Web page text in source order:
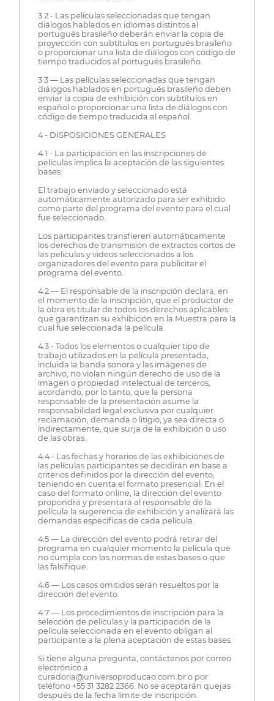
3.2 - Las películas seleccionadas que tengan
diálogos hablados en idiomas distintos al
portugués brasileño deberán enviar la copia de
proyección con subtítulos en portugués brasileño
o proporcionar una lista de diálogos con código de
tiempo traducidos al portugués brasileño.
3.3 — Las películas seleccionadas que tengan
diálogos hablados en portugués brasileño deben
enviar la copia de exhibición con subtítulos en
español o proporcionar una lista de diálogos con
código de tiempo traducida al español.
4 - DISPOSICIONES GENERALES
4.1 - La participación en las inscripciones de
películas implica la aceptación de las siguientes
bases:
El trabajo enviado y seleccionado está
automáticamente autorizado para ser exhibido
como parte del programa del evento para el cual
fue seleccionado.
Los participantes transfieren automáticamente
los derechos de transmisión de extractos cortos de
las películas y videos seleccionados a los
organizadores del evento para publicitar el
programa del evento.
4.2 — El responsable de la inscripción declara, en
el momento de la inscripción, que el productor de
la obra es titular de todos los derechos aplicables
que garantizan su exhibición en la Muestra para la
cual fue seleccionada la película.
4.3 - Todos los elementos o cualquier tipo de
trabajo utilizados en la película presentada,
incluida la banda sonora y las imágenes de
archivo, no violan ningún derecho de uso de la
imagen o propiedad intelectual de terceros,
acordando, por lo tanto, que la persona
responsable de la presentación asume la
responsabilidad legal exclusiva por cualquier
reclamación, demanda o litigio, ya sea directa o
indirectamente, que surja de la exhibición o uso
de las obras.
4.4 - Las fechas y horarios de las exhibiciones de
las películas participantes se decidirán en base a
criterios definidos por la dirección del evento,
teniendo en cuenta el formato presencial. En el
caso del formato online, la dirección del evento
propondrá y presentará al responsable de la
película la sugerencia de exhibición y analizará las
demandas específicas de cada película.
4.5 — La dirección del evento podrá retirar del
programa en cualquier momento la película que
no cumpla con las normas de estas bases o que
las falsifique.
4.6 — Los casos omitidos serán resueltos por la
dirección del evento.
4.7 — Los procedimientos de inscripción para la
selección de películas y la participación de la
película seleccionada en el evento obligan al
participante a la plena aceptación de estas bases.
Si tiene alguna pregunta, contáctenos por correo
electrónico a
curadoria@universoproducao.com.br o por
teléfono +55 31 3282 2366. No se aceptarán quejas
después de la fecha límite de inscripción.